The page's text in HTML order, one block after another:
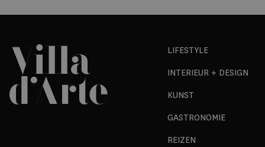
LIFESTYLE
INTERIEUR + DESIGN
KUNST
GASTRONOMIE
REIZEN